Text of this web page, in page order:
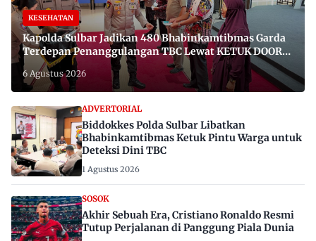
KESEHATAN
Kapolda Sulbar Jadikan 480 Bhabinkamtibmas Garda
Terdepan Penanggulangan TBC Lewat KETUK DOORS
di 650 Desa
6 Agustus 2026
ADVERTORIAL
Biddokkes Polda Sulbar Libatkan
Bhabinkamtibmas Ketuk Pintu Warga untuk
Deteksi Dini TBC
1 Agustus 2026
SOSOK
Akhir Sebuah Era, Cristiano Ronaldo Resmi
Tutup Perjalanan di Panggung Piala Dunia